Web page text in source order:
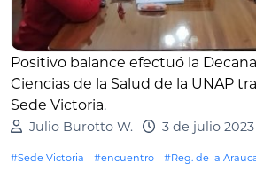
Positivo balance efectuó la
Ciencias de la Salud de la UNAP
Sede Victoria.
Julio Burotto W. 3 de julio 2023
#Sede Victoria #encuentro #Reg. de la